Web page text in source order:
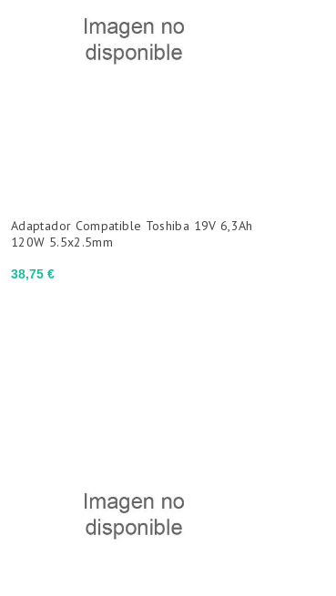
Precio
38,75 €
Adaptador Compatible Toshiba 19V 6,3Ah
120W 5.5x2.5mm